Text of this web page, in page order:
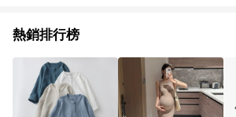
熱銷排行榜